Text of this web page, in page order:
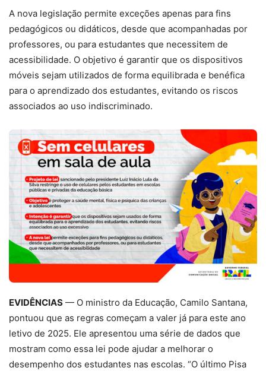
A nova legislação permite exceções apenas para fins
pedagógicos ou didáticos, desde que acompanhadas por
professores, ou para estudantes que necessitem de
acessibilidade. O objetivo é garantir que os dispositivos
móveis sejam utilizados de forma equilibrada e benéfica
para o aprendizado dos estudantes, evitando os riscos
associados ao uso indiscriminado.
EVIDÊNCIAS — O ministro da Educação, Camilo Santana,
pontuou que as regras começam a valer já para este ano
letivo de 2025. Ele apresentou uma série de dados que
mostram como essa lei pode ajudar a melhorar o
desempenho dos estudantes nas escolas. “O último Pisa